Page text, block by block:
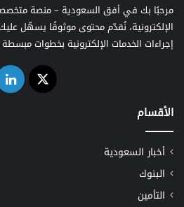
مرحبًا بك في أفق السعودية – منصة
الإلكترونية، نُقدّم محتوى موثوقًا يسهّل
إجراءات الخدمات الإلكترونية بخطوات
‫X
الأقسام
أخبار السعودية
البنوك
التأمين